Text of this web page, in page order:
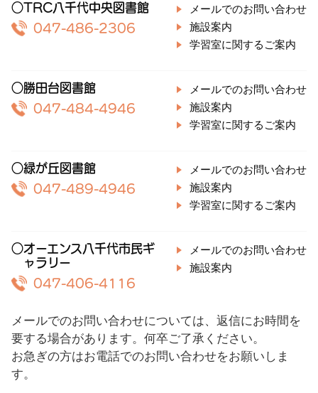
○TRC八千代中央図書館
047-486-2306
メールでのお問い合わせ
施設案内
学習室に関するご案内
○勝田台図書館
047-484-4946
メールでのお問い合わせ
施設案内
学習室に関するご案内
○緑が丘図書館
047-489-4946
メールでのお問い合わせ
施設案内
学習室に関するご案内
○オーエンス八千代市民ギ
ャラリー
047-406-4116
メールでのお問い合わせ
施設案内
メールでのお問い合わせについては、返信にお時間を
要する場合があります。何卒ご了承ください。
お急ぎの方はお電話でのお問い合わせをお願いしま
す。